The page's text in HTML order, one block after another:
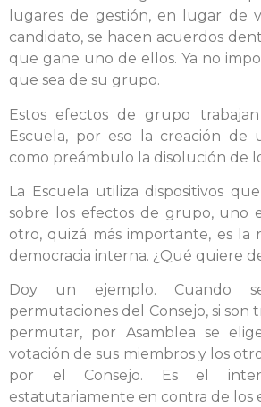
lugares de gestión, en lugar de
candidato, se hacen acuerdos
que gane uno de ellos. Ya no
que sea de su grupo.
Estos efectos de grupo
Escuela, por eso la creación de
como preámbulo la disolución de
La Escuela utiliza dispositivos
sobre los efectos de grupo, uno
otro, quizá más importante, es la
democracia interna. ¿Qué quiere
Doy un ejemplo. Cuando
permutaciones del Consejo, si son
permutar, por Asamblea se
votación de sus miembros y los
por el Consejo. Es el
estatutariamente en contra de los